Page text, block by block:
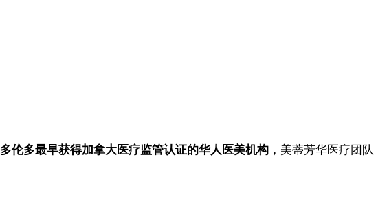
多伦多最早获得加拿大医疗监管认证的华人医美机构 ，美蒂芳华医疗团队